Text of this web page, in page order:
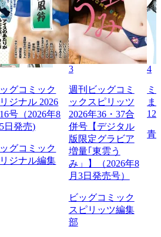
グコミック
ジナル 2026
号（2026年8
日発売)
グコミック
ジナル編集
3
週刊ビッグコミ
ックスピリッツ
2026年36・37合
併号【デジタル
版限定グラビア
増量｢東雲う
み」】（2026年8
月3日発売号）
ビッグコミック
スピリッツ編集
部
4
ミ
ま
129
青